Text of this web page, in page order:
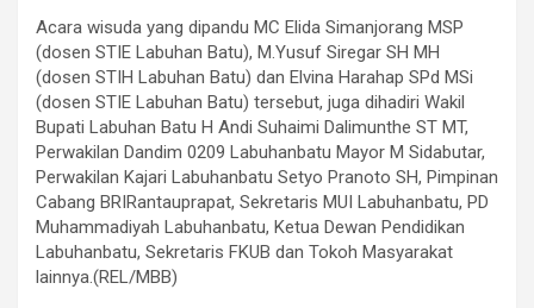
Acara wisuda yang dipandu MC Elida Simanjorang MSP
(dosen STIE Labuhan Batu), M.Yusuf Siregar SH MH
(dosen STIH Labuhan Batu) dan Elvina Harahap SPd MSi
(dosen STIE Labuhan Batu) tersebut, juga dihadiri Wakil
Bupati Labuhan Batu H Andi Suhaimi Dalimunthe ST MT,
Perwakilan Dandim 0209 Labuhanbatu Mayor M Sidabutar,
Perwakilan Kajari Labuhanbatu Setyo Pranoto SH, Pimpinan
Cabang BRIRantauprapat, Sekretaris MUI Labuhanbatu, PD
Muhammadiyah Labuhanbatu, Ketua Dewan Pendidikan
Labuhanbatu, Sekretaris FKUB dan Tokoh Masyarakat
lainnya.(REL/MBB)